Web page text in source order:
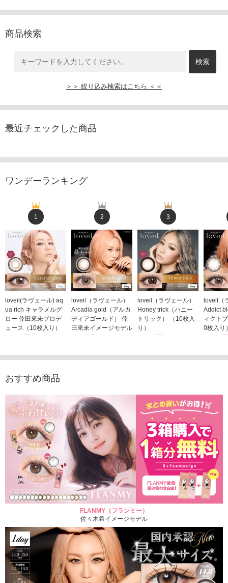
商品検索
＞＞ 絞り込み検索はこちら ＜＜
最近チェックした商品
ワンデーランキング
1
loveil(ラヴェール) aq
ua rich キャラメルグ
ロー 倖田來未プロデ
ュース（10枚入り）
2
loveil（ラヴェール）
Arcadia gold（アルカ
ディアゴールド） 倖
田來未イメージモデル
（10枚入り）
3
loveil（ラヴェール）
Honey trick（ハニー
トリック） （10枚入
り）
loveil（
Addict
ィクト
0枚入り
おすすめ商品
FLANMY（フランミー）
佐々木希イメージモデル